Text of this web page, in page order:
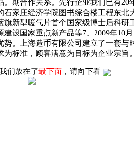
期合作关系。先行企业我们已有
家庄经济学院图书综合楼工程东
新型暖气片首个国家级博士后科
设国家重点新产品等7。2009年10
。上海造币有限公司建立了一套
标准，顾客满意为目标为企业宗旨
们放在了最下面 ，请向下看